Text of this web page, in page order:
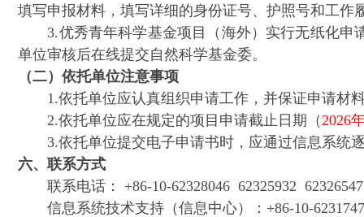
填写申报材料，填写详细的身份证号、护照号和工作
3.优秀青年科学基金项目（海外）实行无纸化申
单位审核后在线提交自然科学基金委。
（二）依托单位注意事项
1.依托单位应认真组织申请工作，并保证申请材
2.依托单位应在规定的项目申请截止日期（2026
3.依托单位提交电子申请书时，应通过信息系统
六、联系方式
联系电话： +86-10-62328046 62325932 62326547
信息系统技术支持（信息中心）：+86-10-